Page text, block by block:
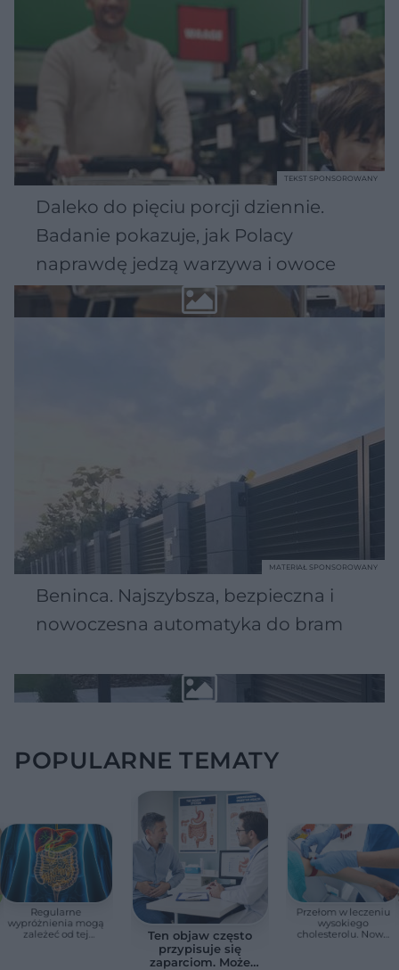
Daleko do pięciu porcji dziennie.
Badanie pokazuje, jak Polacy
naprawdę jedzą warzywa i owoce
TEKST SPONSOROWANY
Beninca. Najszybsza, bezpieczna i
nowoczesna automatyka do bram
MATERIAŁ SPONSOROWANY
POPULARNE TEMATY
Regularne
wypróżnienia mogą
zależeć od tej
Ten objaw często
przypisuje się
zaparciom. Może
Przełom w leczeniu
wysokiego
cholesterolu. Nowa